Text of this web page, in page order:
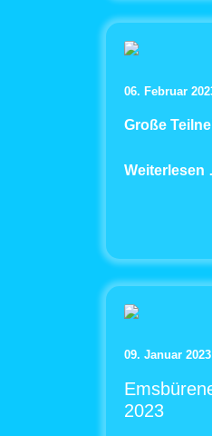
06. Februar
Große
Weiterlesen
09. Januar 2023
2023